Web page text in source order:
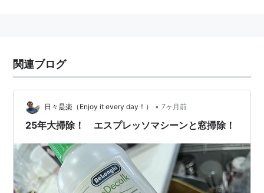
関連ブログ
日々是楽（Enjoy it every day！） • 7ヶ月前
25年大掃除！ エスプレッソマシーンと窓掃除！